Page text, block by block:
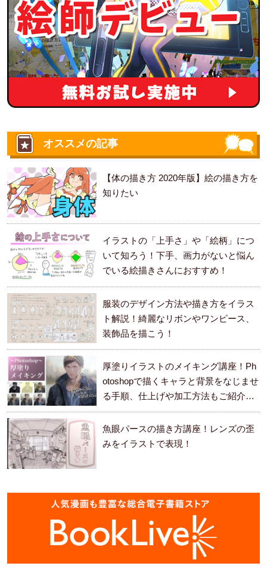
オススメの記事
【体の描き方 2020年版】絵の描き方を
知りたい
イラストの「上手さ」や「絵柄」につ
いて知ろう！下手、画力がないと悩ん
でいる絵描きさんにおすすめ！
服装のデザイン方法や描き方をイラス
ト解説！綺麗なリボンやワンピース、
装飾品を描こう！
厚塗りイラストのメイキング講座！Ph
otoshopで描くキャラと背景をなじませ
る手順、仕上げや加工方法もご紹介し
ます。
魚眼パースの描き方講座！レンズの歪
みをイラストで表現！